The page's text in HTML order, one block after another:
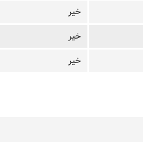
خیر
خیر
خیر